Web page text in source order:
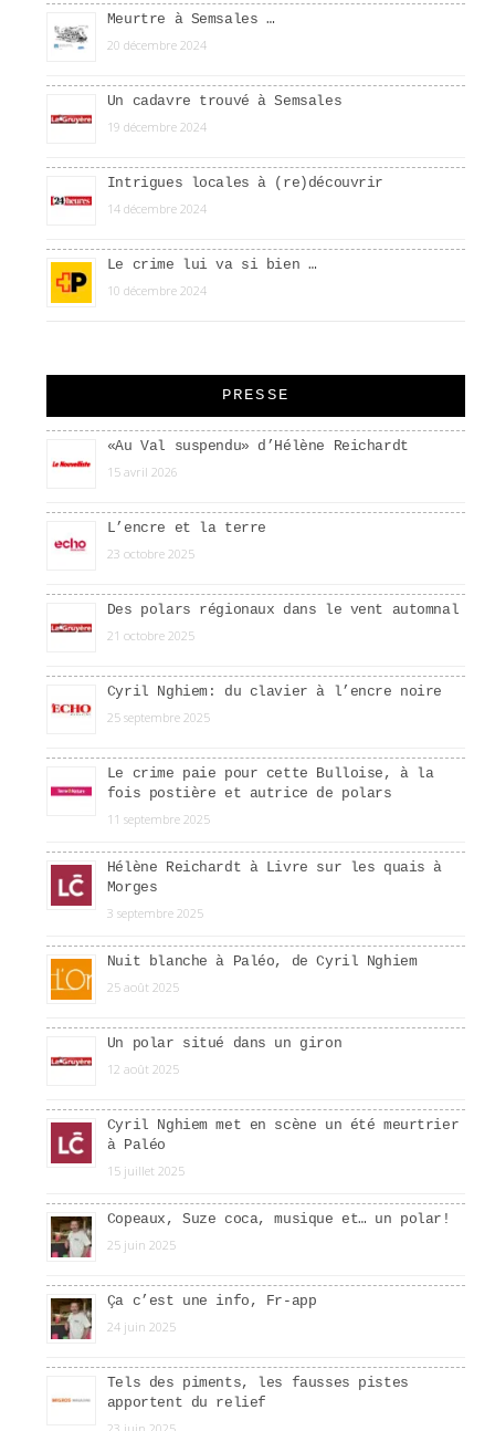
Meurtre à Semsales …
20 décembre 2024
Un cadavre trouvé à Semsales
19 décembre 2024
Intrigues locales à (re)découvrir
14 décembre 2024
Le crime lui va si bien …
10 décembre 2024
PRESSE
«Au Val suspendu» d’Hélène Reichardt
15 avril 2026
L’encre et la terre
23 octobre 2025
Des polars régionaux dans le vent automnal
21 octobre 2025
Cyril Nghiem: du clavier à l’encre noire
25 septembre 2025
Le crime paie pour cette Bulloise, à la
fois postière et autrice de polars
11 septembre 2025
Hélène Reichardt à Livre sur les quais à
Morges
3 septembre 2025
Nuit blanche à Paléo, de Cyril Nghiem
25 août 2025
Un polar situé dans un giron
12 août 2025
Cyril Nghiem met en scène un été meurtrier
à Paléo
15 juillet 2025
Copeaux, Suze coca, musique et… un polar!
25 juin 2025
Ça c’est une info, Fr-app
24 juin 2025
Tels des piments, les fausses pistes
apportent du relief